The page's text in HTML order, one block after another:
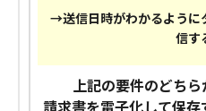
→送信日時がわかるように
信す
上記の要件のどちら